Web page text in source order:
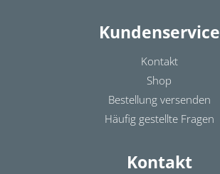
Kundenservice
Kontakt
Shop
Bestellung versenden
Häufig gestellte Fragen
Kontakt